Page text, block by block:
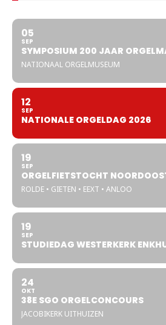
05
SEP
SYMPOSIUM 200 JAAR
NATIONAAL ORGELMUSEUM
12
SEP
NATIONALE ORGELDAG 2026
19
SEP
ORGELFIETSTOCHT
ROLDE • GIETEN • EEXT • ANLOO
19
SEP
STUDIEDAG WESTERKERK
24
OKT
38E SGO ORGELCONCOURS
JACOBIKERK UITHUIZEN